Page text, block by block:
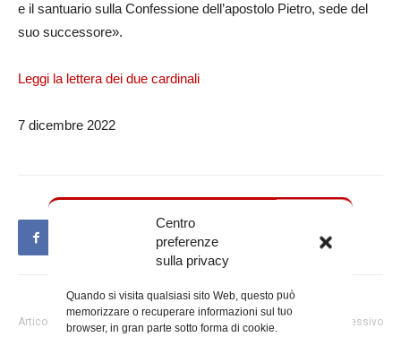
Centro
preferenze
sulla privacy
Quando si visita qualsiasi sito Web, questo può
memorizzare o recuperare informazioni sul tuo
browser, in gran parte sotto forma di cookie.
e il santuario sulla Confessione dell’apostolo Pietro, sede del
suo successore».
Leggi la lettera dei due cardinali
7 dicembre 2022
Articolo precedente Articolo successivo